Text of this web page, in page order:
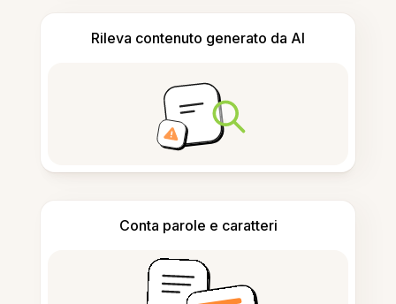
Rileva contenuto generato da AI
Conta parole e caratteri